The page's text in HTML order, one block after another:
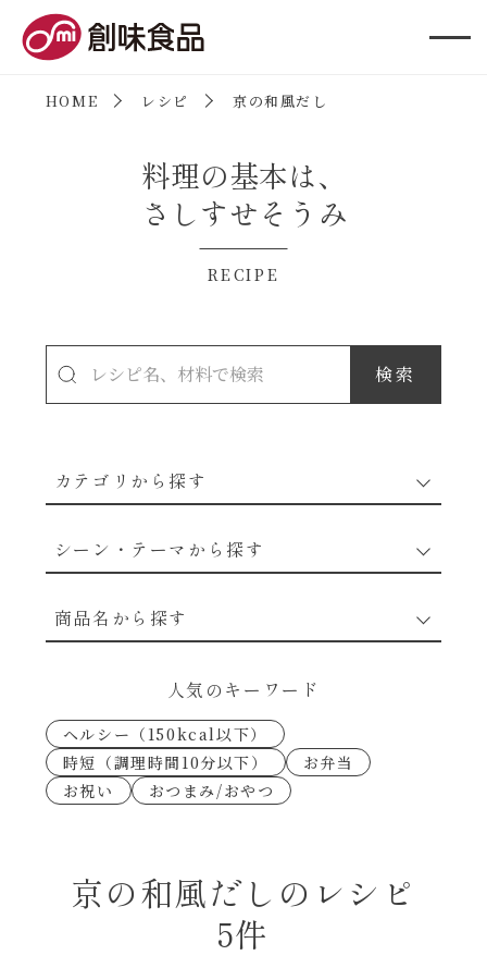
HOME レシピ 京の和風だし
料理の基本は、
さしすせそうみ
RECIPE
カテゴリから探す
穀物類のレシピ
シーン・テーマから探す
なんでも南蛮
考えるな、二代目で炒めろ！～○○の炒め物
朝シャン（ごはん派）
朝シャン（パン派）
商品名から探す
あえるハコネーゼトマトバジル
あえるハコネーゼ高菜
あえるハコネーゼ明太子
人気のキーワード
ヘルシー（150kcal以下）
時短（調理時間10分以下）
お弁当
お祝い
おつまみ/おやつ
京の和風だしのレシピ
5件